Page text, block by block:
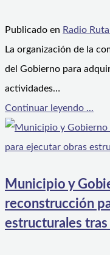
Publicado en Radio
La organización de la
del Gobierno para
actividades…
Continuar leyendo ...
Municipio y
reconstrucción
estructurales